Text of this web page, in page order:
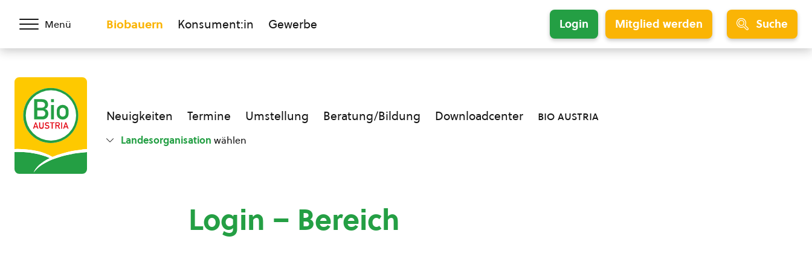
Menü Biobauern Konsument:in Gewerbe Login Mitglied werden Suche
Neuigkeiten Termine Umstellung Beratung/Bildung Downloadcenter bio austria
Landesorganisation wählen
Login – Bereich